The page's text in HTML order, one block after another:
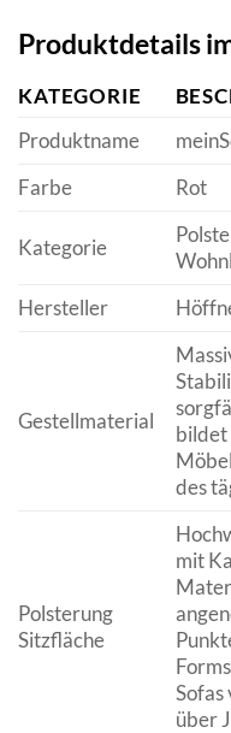
Produktdetails
KATEGORIE
Produktname
Farbe
Rot
Kategorie
Hersteller
Gestellmaterial
bildet
des
Polsterung
Sitzfläche
mit
über